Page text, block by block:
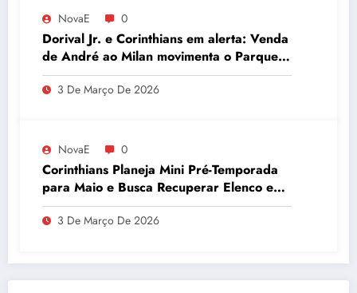
NovaE 0
Dorival Jr. e Corinthians em alerta: Venda
de André ao Milan movimenta o Parque
São Jorge
3 De Março De 2026
NovaE 0
Corinthians Planeja Mini Pré-Temporada
para Maio e Busca Recuperar Elenco e
Desempenho
3 De Março De 2026